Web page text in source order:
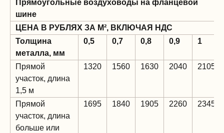
Прямоугольные воздуховоды на фланцевой
шине
ЦЕНА В РУБЛЯХ ЗА М², ВКЛЮЧАЯ НДС
Толщина
металла, мм
0,5 0,7 0,8 0,9 1
Прямой
участок, длина
1,5 м
1320 1560 1630 2040 2105
Прямой
участок, длина
больше или
1695 1840 1905 2260 2345